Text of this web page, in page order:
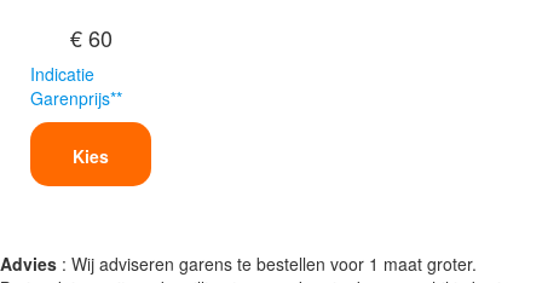
€ 60
Indicatie
Garenprijs**
Kies
Advies : Wij adviseren garens te bestellen voor 1 maat groter.